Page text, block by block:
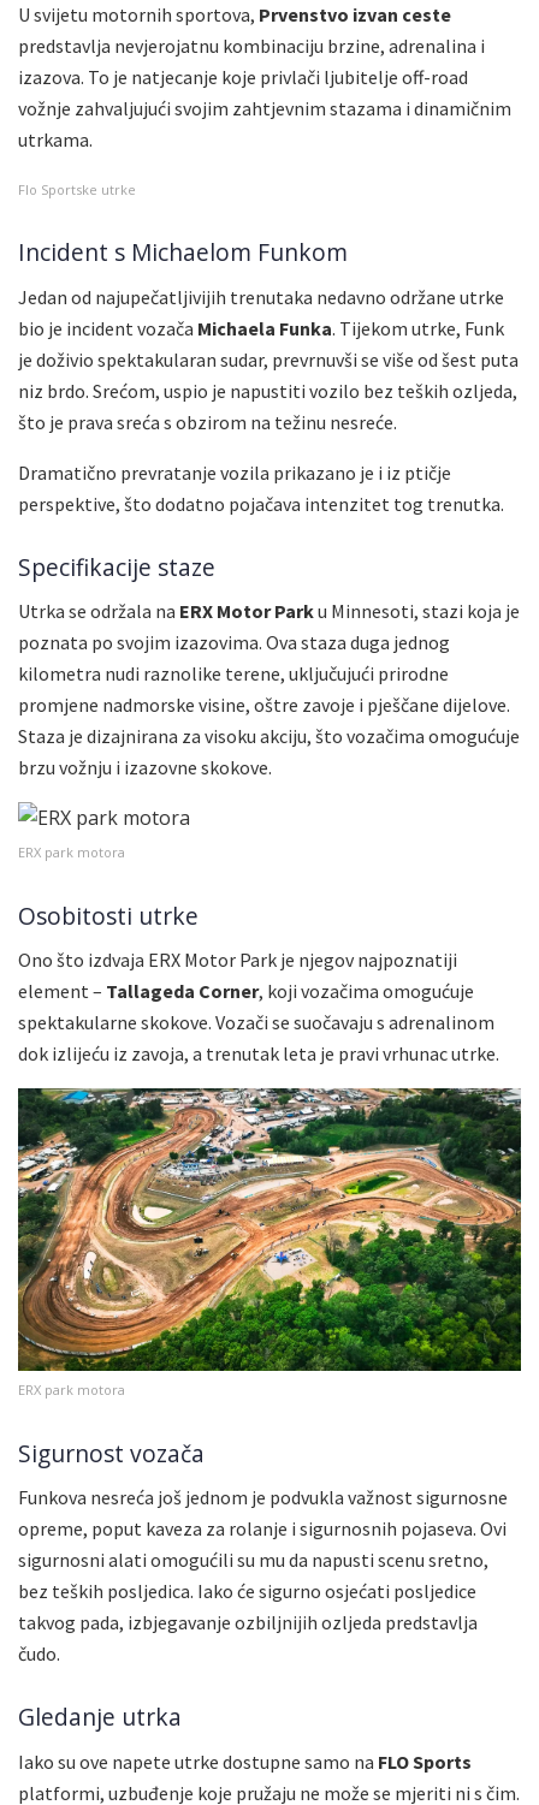
U svijetu motornih sportova, Prvenstvo izvan ceste
predstavlja nevjerojatnu kombinaciju brzine, adrenalina i
izazova. To je natjecanje koje privlači ljubitelje off-road
vožnje zahvaljujući svojim zahtjevnim stazama i dinamičnim
utrkama.
Flo Sportske utrke
Incident s Michaelom Funkom
Jedan od najupečatljivijih trenutaka nedavno održane utrke
bio je incident vozača Michaela Funka. Tijekom utrke, Funk
je doživio spektakularan sudar, prevrnuvši se više od šest puta
niz brdo. Srećom, uspio je napustiti vozilo bez teških ozljeda,
što je prava sreća s obzirom na težinu nesreće.
Dramatično prevratanje vozila prikazano je i iz ptičje
perspektive, što dodatno pojačava intenzitet tog trenutka.
Specifikacije staze
Utrka se održala na ERX Motor Parku Minnesoti, stazi koja je
poznata po svojim izazovima. Ova staza duga jednog
kilometra nudi raznolike terene, uključujući prirodne
promjene nadmorske visine, oštre zavoje i pješčane dijelove.
Staza je dizajnirana za visoku akciju, što vozačima omogućuje
brzu vožnju i izazovne skokove.
ERX park motora
Osobitosti utrke
Ono što izdvaja ERX Motor Park je njegov najpoznatiji
element – Tallageda Corner, koji vozačima omogućuje
spektakularne skokove. Vozači se suočavaju s adrenalinom
dok izlijeću iz zavoja, a trenutak leta je pravi vrhunac utrke.
ERX park motora
Sigurnost vozača
Funkova nesreća još jednom je podvukla važnost sigurnosne
opreme, poput kaveza za rolanje i sigurnosnih pojaseva. Ovi
sigurnosni alati omogućili su mu da napusti scenu sretno,
bez teških posljedica. Iako će sigurno osjećati posljedice
takvog pada, izbjegavanje ozbiljnijih ozljeda predstavlja
čudo.
Gledanje utrka
Iako su ove napete utrke dostupne samo na FLO Sports
platformi, uzbuđenje koje pružaju ne može se mjeriti ni s čim.